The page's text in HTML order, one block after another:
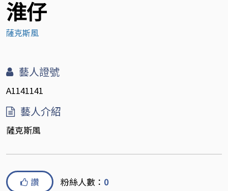
淮仔
薩克斯風
藝人證號
A1141141
藝人介紹
薩克斯風
讚 粉絲人數： 0